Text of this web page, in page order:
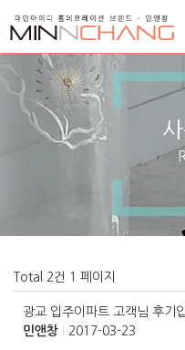
Total 2건 1 페이지
광교 입주이파트 고객님 후기
민앤창
2017-03-23